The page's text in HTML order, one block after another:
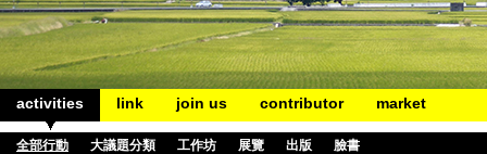
activities link join us contributor market
全部行動 大議題分類 工作坊 展覽 出版 臉書